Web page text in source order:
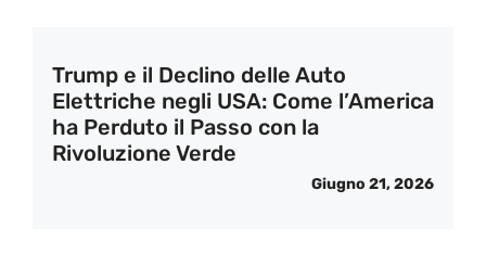
Trump e il Declino delle Auto
Elettriche negli USA: Come l’America
ha Perduto il Passo con la
Rivoluzione Verde
Giugno 21, 2026